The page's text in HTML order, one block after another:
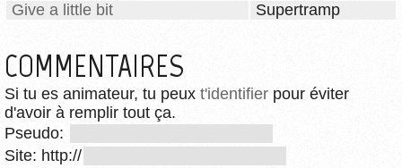
Give a little bit
Supertramp
COMMENTAIRES
Si tu es animateur, tu peux t'identifier pour éviter
d'avoir à remplir tout ça.
Pseudo:
Site: http://